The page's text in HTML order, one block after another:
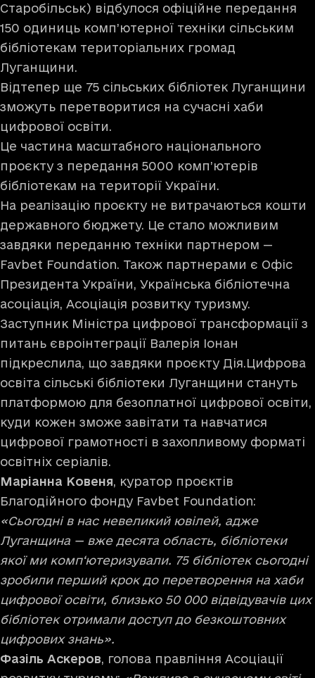
Старобільськ) відбулося офіційне передання
150 одиниць комп’ютерної техніки сільським
бібліотекам територіальних громад
Луганщини.
Відтепер ще 75 сільських бібліотек Луганщини
зможуть перетворитися на сучасні хаби
цифрової освіти.
Це частина масштабного національного
проєкту з передання 5000 комп’ютерів
бібліотекам на території України.
На реалізацію проєкту не витрачаються кошти
державного бюджету. Це стало можливим
завдяки переданню техніки партнером —
Favbet Foundation. Також партнерами є Офіс
Президента України, Українська бібліотечна
асоціація, Асоціація розвитку туризму.
Заступник Міністра цифрової трансформації з
питань євроінтеграції Валерія Іонан
підкреслила, що завдяки проєкту Дія.Цифрова
освіта сільські бібліотеки Луганщини стануть
платформою для безоплатної цифрової освіти,
куди кожен зможе завітати та навчатися
цифрової грамотності в захопливому форматі
освітніх серіалів.
Маріанна Ковеня, куратор проєктів
Благодійного фонду Favbet Foundation:
«Сьогодні в нас невеликий ювілей, адже
Луганщина — вже десята область, бібліотеки
якої ми комп‘ютеризували. 75 бібліотек сьогодні
зробили перший крок до перетворення на хаби
цифрової освіти, близько 50 000 відвідувачів цих
бібліотек отримали доступ до безкоштовних
цифрових знань».
Фазіль Аскеров, голова правління Асоціації